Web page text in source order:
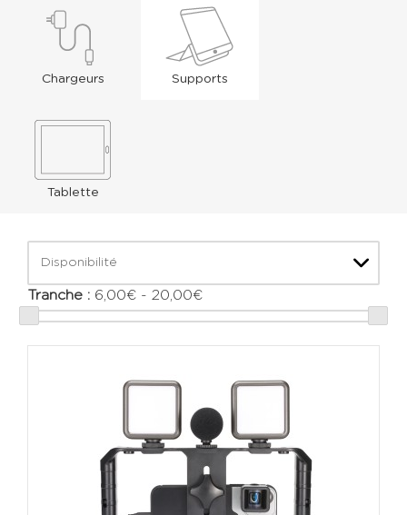
Chargeurs Supports
Tablette
Disponibilité
Tranche : 6,00€ - 20,00€